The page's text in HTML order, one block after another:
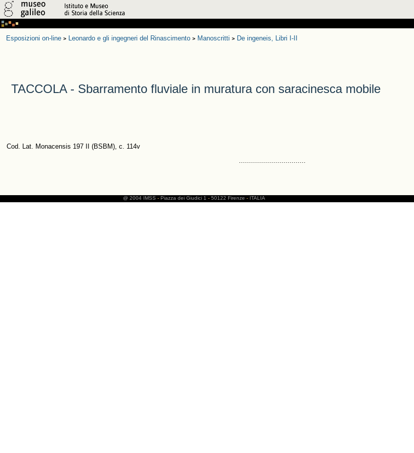
Esposizioni on-line > Leonardo e gli ingegneri del Rinascimento > Manoscritti > De ingeneis, Libri I-II
TACCOLA - Sbarramento fluviale in muratura con saracinesca mobile
Cod. Lat. Monacensis 197 II (BSBM), c. 114v
.................................
@ 2004 IMSS - Piazza dei Giudici 1 - 50122 Firenze - ITALIA